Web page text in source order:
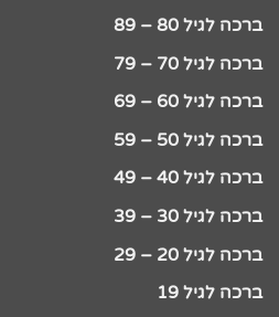
ברכה לגיל 80 – 89
ברכה לגיל 70 – 79
ברכה לגיל 60 – 69
ברכה לגיל 50 – 59
ברכה לגיל 40 – 49
ברכה לגיל 30 – 39
ברכה לגיל 20 – 29
ברכה לגיל 19